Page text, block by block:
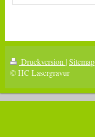
Druckversion | Sitemap
© HC Lasergravur